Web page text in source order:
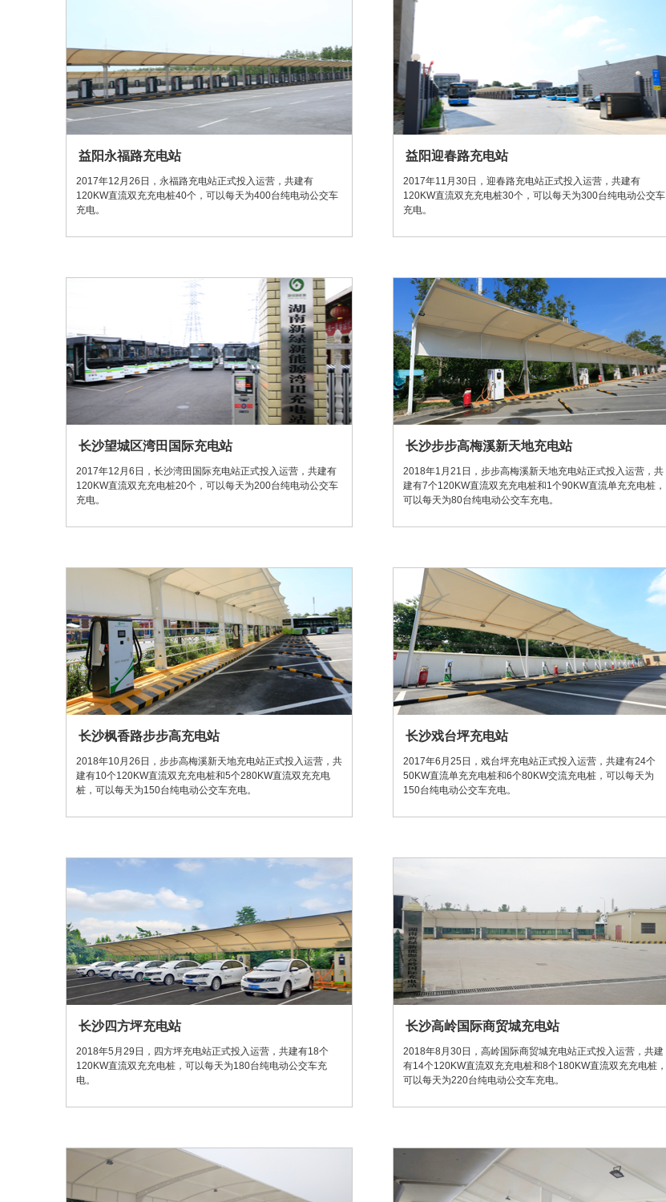
益阳永福路充电站
2017年12月26日，永福路充电站正式投入运营，共建有
120KW直流双充充电桩40个，可以每天为400台纯电动公交车
充电。
益阳迎春路充电站
2017年11月30日，迎春路充电站正式投入运营，共建有
120KW直流双充充电桩30个，可以每天为300台纯电动公交车
充电。
长沙望城区湾田国际充电站
2017年12月6日，长沙湾田国际充电站正式投入运营，共建有
120KW直流双充充电桩20个，可以每天为200台纯电动公交车
充电。
长沙步步高梅溪新天地充电站
2018年1月21日，步步高梅溪新天地充电站正式投入运营，共
建有7个120KW直流双充充电桩和1个90KW直流单充充电桩，
可以每天为80台纯电动公交车充电。
长沙枫香路步步高充电站
2018年10月26日，步步高梅溪新天地充电站正式投入运营，共
建有10个120KW直流双充充电桩和5个280KW直流双充充电
桩，可以每天为150台纯电动公交车充电。
长沙戏台坪充电站
2017年6月25日，戏台坪充电站正式投入运营，共建有24个
50KW直流单充充电桩和6个80KW交流充电桩，可以每天为
150台纯电动公交车充电。
长沙四方坪充电站
2018年5月29日，四方坪充电站正式投入运营，共建有18个
120KW直流双充充电桩，可以每天为180台纯电动公交车充
电。
长沙高岭国际商贸城充电站
2018年8月30日，高岭国际商贸城充电站正式投入运营，共建
有14个120KW直流双充充电桩和8个180KW直流双充充电桩，
可以每天为220台纯电动公交车充电。